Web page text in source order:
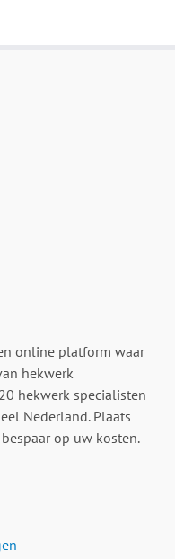
online platform waar
hekwerk
hekwerk specialisten
Nederland. Plaats
op uw kosten.